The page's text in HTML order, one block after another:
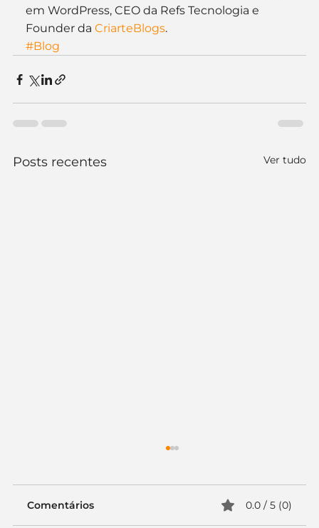
em WordPress, CEO da Refs Tecnologia e
Founder da CriarteBlogs.
#Blog
Posts recentes Ver tudo
Comentários 0.0 / 5 (0)